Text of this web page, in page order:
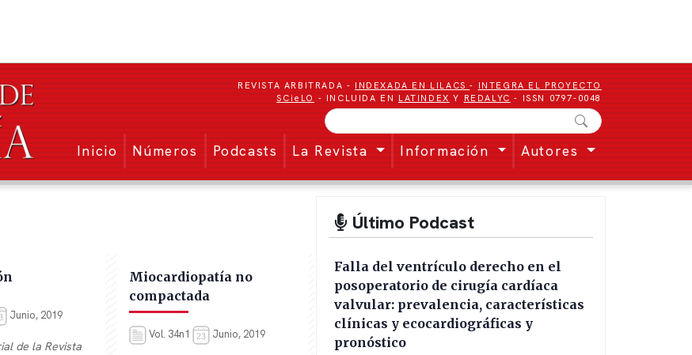
Menu secundario
Inicio Números Podcasts La Revista Información Autores
REVISTA ARBITRADA -INDEXADA EN LILACS-INTEGRA EL PROYECTO
SCieLO - INCLUIDA EN LATINDEX Y REDALYC - ISSN 0797-0048
Junio, 2019
de la Revista
Miocardiopatía no
compactada
Vol. 34n1 Junio, 2019
Último Podcast
Falla del ventrículo derecho en el
posoperatorio de cirugía cardíaca
valvular: prevalencia, características
clínicas y ecocardiográficas y
pronóstico